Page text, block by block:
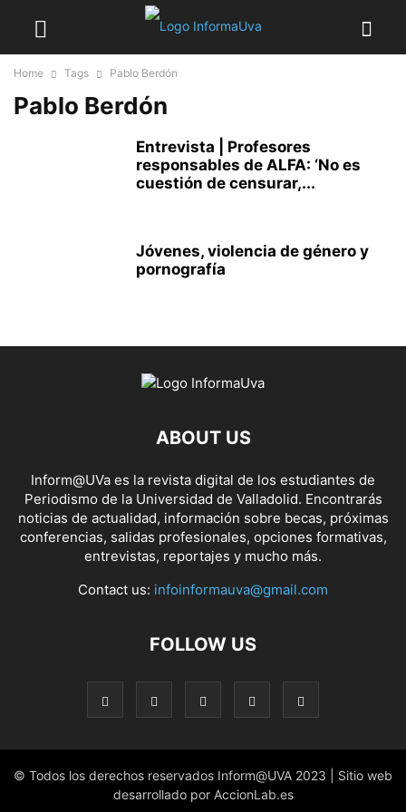
Home Tags Pablo Berdón
Pablo Berdón
Entrevista | Profesores
responsables de ALFA: ‘No es
cuestión de censurar,...
Jóvenes, violencia de género y
pornografía
ABOUT US
Inform@UVa es la revista digital de los estudiantes de
Periodismo de la Universidad de Valladolid. Encontrarás
noticias de actualidad, información sobre becas, próximas
conferencias, salidas profesionales, opciones formativas,
entrevistas, reportajes y mucho más.
Contact us: infoinformauva@gmail.com
FOLLOW US
© Todos los derechos reservados Inform@UVA 2023 | Sitio web
desarrollado por AccionLab.es